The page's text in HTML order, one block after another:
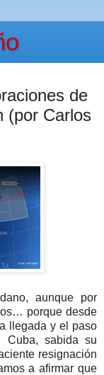
de
(por Carlos
aunque por
porque desde
llegada y el paso
Cuba, sabida su
resignación
a afirmar que